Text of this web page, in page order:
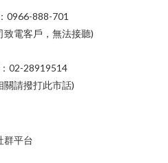
0966-888-701
致電客戶，無法接聽)
02-28919514
關請撥打此市話)
群平台